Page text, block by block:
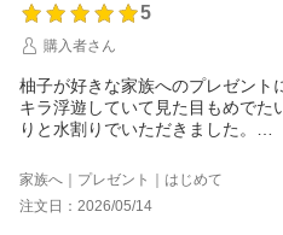
5
購入者さん
柚子が好きな家族へのプレゼント
キラ浮遊していて見た目もめでた
りと水割りでいただきました。
申し訳ないのですが、個人とし
もあまり好みではないです。2回
りあっても蜂蜜独特の味という感
れないとわからないくらいです。
家族へ｜プレゼント｜はじめて
注文日：2026/05/14